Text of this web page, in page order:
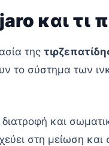
και τι
της
το σύστημα των
διατροφή και
στη μείωση